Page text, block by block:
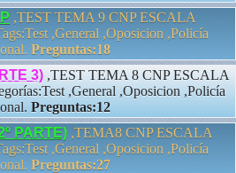
,TEST TEMA 9 CNP ESCALA
,General ,Oposicion ,Policía
Preguntas:18
3),TEST TEMA 8 CNP ESCALA
,General ,Oposicion ,Policía
Preguntas:12
PARTE) ,TEMA8 CNP ESCALA
,General ,Oposicion ,Policía
Preguntas:27